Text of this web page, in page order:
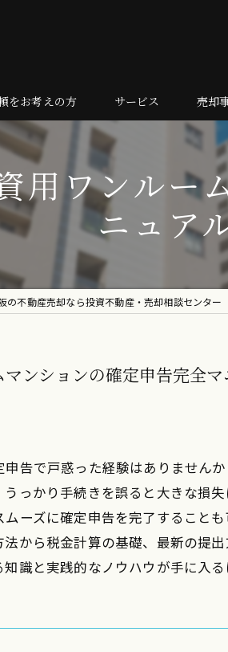
をお考えの方
流れ
る質問
サービス 売却
用ワンルー
ニュア
の不動産売却なら投資不動産・売却相談センター
ンションの確定申告完全マ
告で戸惑った経験はありません
っかり手続きを誤ると大きな損
ーズに確定申告を完了すること
から税金計算の基礎、最新の提
識と実践的なノウハウが手に入る